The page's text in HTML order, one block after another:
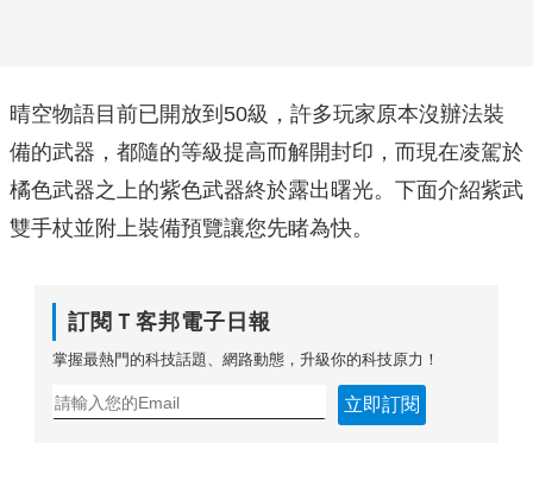
晴空物語目前已開放到50級，許多玩家原本沒辦法裝
備的武器，都隨的等級提高而解開封印，而現在凌駕於
橘色武器之上的紫色武器終於露出曙光。下面介紹紫武
雙手杖並附上裝備預覽讓您先睹為快。
訂閱Ｔ客邦電子日報
掌握最熱門的科技話題、網路動態，升級你的科技原力！
立即訂閱